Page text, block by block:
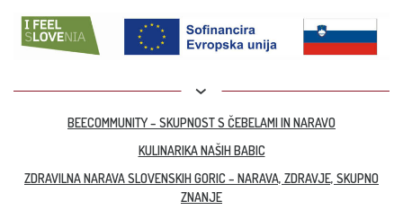
BEECOMMUNITY – SKUPNOST S ČEBELAMI IN NARAVO
KULINARIKA NAŠIH BABIC
ZDRAVILNA NARAVA SLOVENSKIH GORIC – NARAVA, ZDRAVJE, SKUPNO
ZNANJE